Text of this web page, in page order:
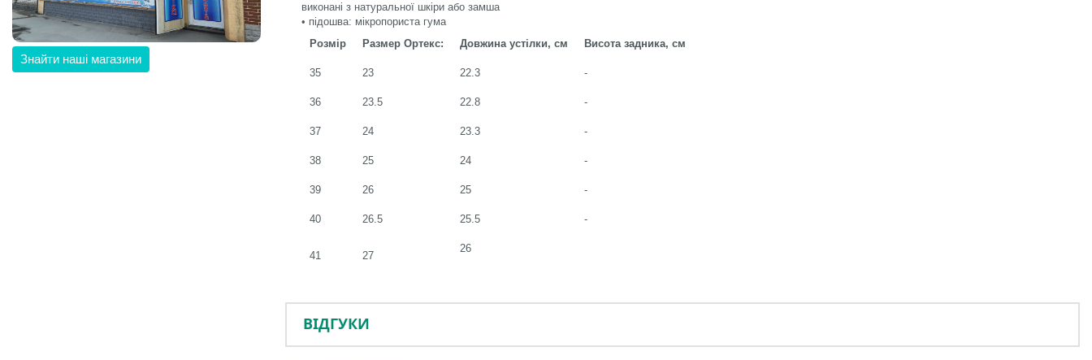
Знайти наші магазини
виконані з натуральної шкіри або замша
• підошва: мікропориста гума
Розмір
Размер Ортекс: Довжина устілки, см Висота задника, см
35 23 22.3 -
36 23.5 22.8 -
37 24 23.3 -
38 25 24 -
39 26 25 -
40 26.5 25.5 -
41 27
26
ВІДГУКИ